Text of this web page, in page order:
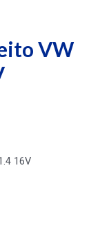
VW
16V